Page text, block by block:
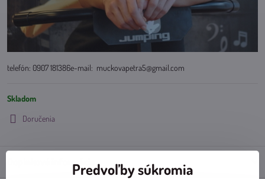
telefón: 0907 181386e-mail: muckovapetra5@gmail.com
Skladom
Doručenia
Doplnkové informáciePredvoľby súkromia